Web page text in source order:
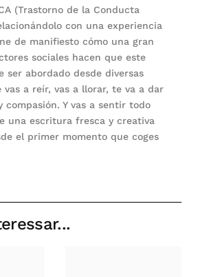
(Trastorno de la Conducta
con una experiencia
de manifiesto cómo una gran
sociales hacen que este
ser abordado desde diversas
vas a reír, vas a llorar, te va a dar
compasión. Y vas a sentir todo
una escritura fresca y creativa
el primer momento que coges